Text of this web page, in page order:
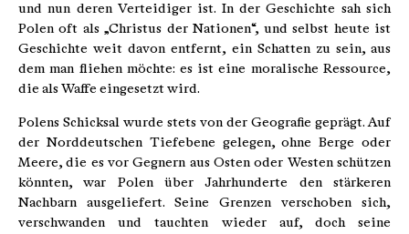
und nun deren Verteidiger ist. In der Geschichte sah sich
Polen oft als „Christus der Nationen“, und selbst heute ist
Geschichte weit davon entfernt, ein Schatten zu sein, aus
dem man fliehen möchte: es ist eine moralische Ressource,
die als Waffe eingesetzt wird.
Polens Schicksal wurde stets von der Geografie geprägt. Auf
der Norddeutschen Tiefebene gelegen, ohne Berge oder
Meere, die es vor Gegnern aus Osten oder Westen schützen
könnten, war Polen über Jahrhunderte den stärkeren
Nachbarn ausgeliefert. Seine Grenzen verschoben sich,
verschwanden und tauchten wieder auf, doch seine